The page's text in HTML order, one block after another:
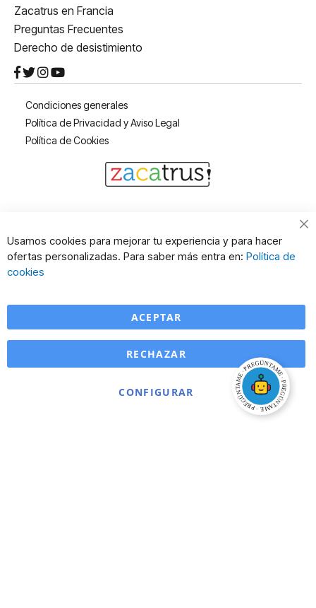
Zacatrus en Francia
Preguntas Frecuentes
Derecho de desistimiento
Condiciones generales
Política de Privacidad y Aviso Legal
Política de Cookies
Usamos cookies para mejorar tu experiencia y para hacer
ofertas personalizadas. Para saber más entra en: Política de
cookies
ACEPTAR
CONFIGURAR
RECHAZAR